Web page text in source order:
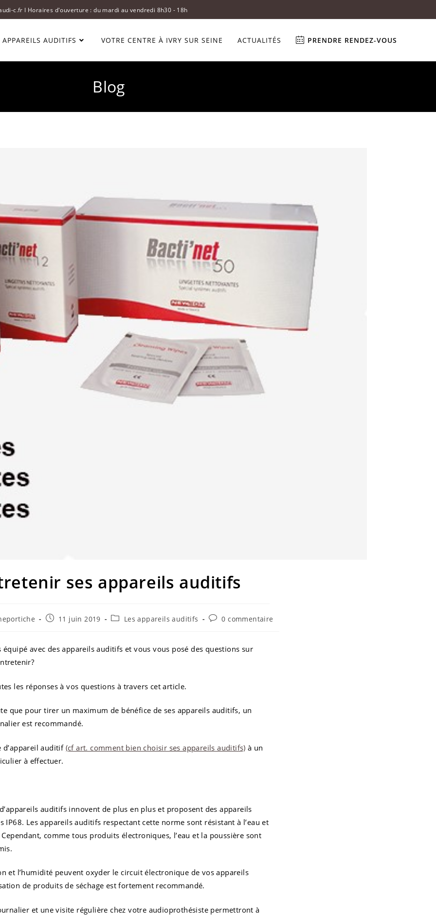
c.fr I Horaires d'ouverture : du mardi au vendredi 8h30 - 18h
APPAREILS AUDITIFS VOTRE CENTRE À IVRY SUR SEINE ACTUALITÉS PRENDRE RENDEZ-VOUS
Blog
ses appareils auditifs
Post11 juin 2019
PostLes appareils auditifs
Post0 commentaire
équipé avec des appareils auditifs et vous vous posé des questions sur
les réponses à vos questions à travers cet article.
que pour tirer un maximum de bénéfice de ses appareils auditifs, un
est recommandé.
d’appareil auditif (cf art. comment bien choisir ses appareils auditifs) à un
à effectuer.
auditifs innovent de plus en plus et proposent des appareils
IP68. Les appareils auditifs respectant cette norme sont résistant à l’eau et
comme tous produits électroniques, l’eau et la poussière sont
et l’humidité peuvent oxyder le circuit électronique de vos appareils
de produits de séchage est fortement recommandé.
et une visite régulière chez votre audioprothésiste permettront à